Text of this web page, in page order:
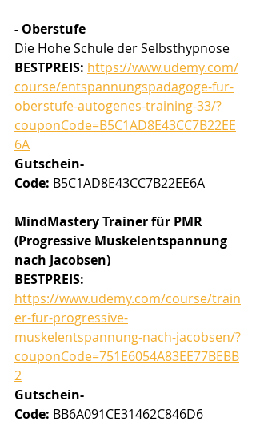
- Oberstufe
Die Hohe Schule der Selbsthypnose
BESTPREIS: https://www.udemy.com/
course/entspannungspadagoge-fur-
oberstufe-autogenes-training-33/?
couponCode=B5C1AD8E43CC7B22EE
6A
Gutschein-
Code: B5C1AD8E43CC7B22EE6A
MindMastery Trainer für PMR
(Progressive Muskelentspannung
nach Jacobsen)
BESTPREIS:
https://www.udemy.com/course/train
er-fur-progressive-
muskelentspannung-nach-jacobsen/?
couponCode=751E6054A83EE77BEBB
2
Gutschein-
Code: BB6A091CE31462C846D6